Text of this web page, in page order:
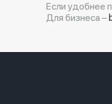
Если удобнее
Для бизнеса –